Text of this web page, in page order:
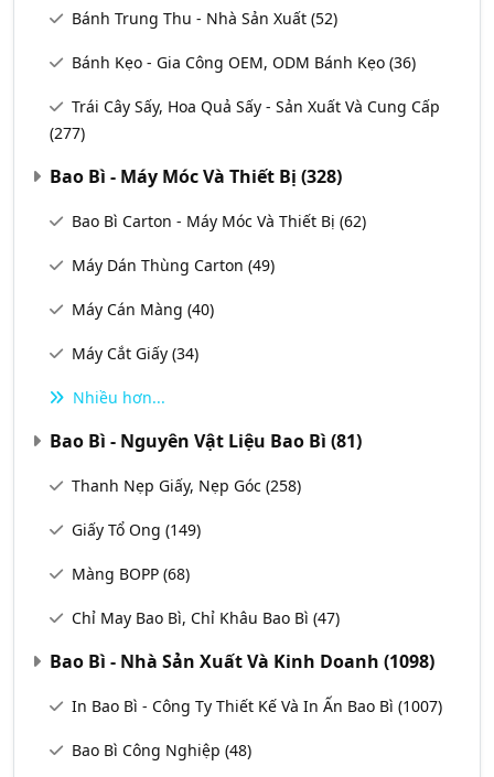
Bánh Trung Thu - Nhà Sản Xuất (52)
Bánh Kẹo - Gia Công OEM, ODM Bánh Kẹo (36)
Trái Cây Sấy, Hoa Quả Sấy - Sản Xuất Và Cung Cấp
(277)
Bao Bì - Máy Móc Và Thiết Bị (328)
Bao Bì Carton - Máy Móc Và Thiết Bị (62)
Máy Dán Thùng Carton (49)
Máy Cán Màng (40)
Máy Cắt Giấy (34)
Nhiều hơn...
Bao Bì - Nguyên Vật Liệu Bao Bì (81)
Thanh Nẹp Giấy, Nẹp Góc (258)
Giấy Tổ Ong (149)
Màng BOPP (68)
Chỉ May Bao Bì, Chỉ Khâu Bao Bì (47)
Bao Bì - Nhà Sản Xuất Và Kinh Doanh (1098)
In Bao Bì - Công Ty Thiết Kế Và In Ấn Bao Bì (1007)
Bao Bì Công Nghiệp (48)